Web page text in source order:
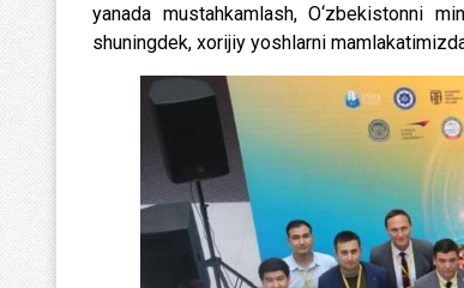
yanada mustahkamlash, O‘zbekistonni
shuningdek, xorijiy yoshlarni